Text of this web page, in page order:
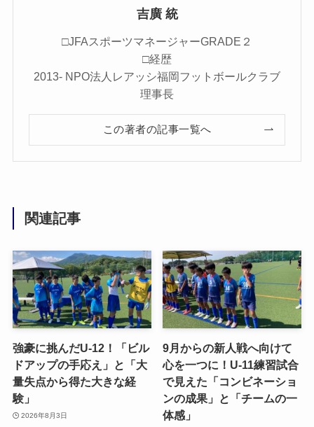
吉廣 統
□JFAスポーツマネージャーGRADE２
□経歴
2013- NPO法人レアッシ福岡フットボールクラブ
理事長
この著者の記事一覧へ
関連記事
強豪に挑んだU-12！「ビル
ドアップの手応え」と「大
量失点から得た大きな経
験」
2026年8月3日
9月からの新人戦へ向けて
心を一つに！U-11練習試合
で見えた「コンビネーショ
ンの成果」と「チームの一
体感」